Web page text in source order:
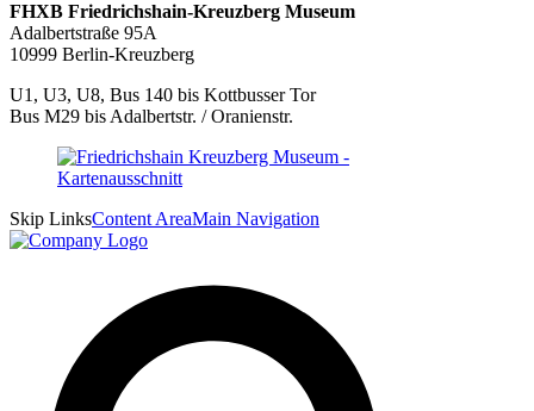
FHXB Friedrichshain-Kreuzberg Museum
Adalbertstraße 95A
10999 Berlin-Kreuzberg
U1, U3, U8, Bus 140 bis Kottbusser Tor
Bus M29 bis Adalbertstr. / Oranienstr.
Skip LinksContent AreaMain Navigation